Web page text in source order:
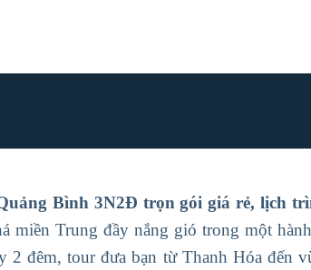
Bình 3N2Đ trọn gói giá rẻ, lịch
miền Trung đầy nắng gió trong một
đêm, tour đưa bạn từ Thanh Hóa đến